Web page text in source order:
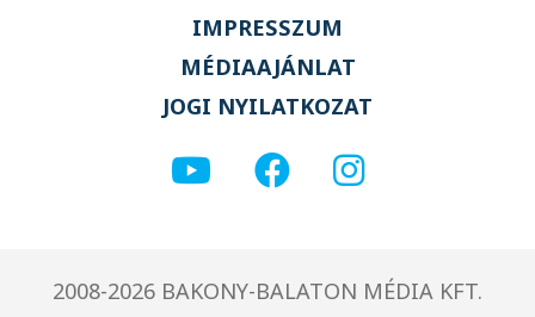
IMPRESSZUM
MÉDIAAJÁNLAT
JOGI NYILATKOZAT
2008-2026 BAKONY-BALATON MÉDIA KFT.